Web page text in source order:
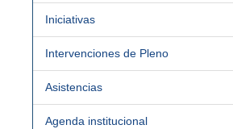
Iniciativas
Intervenciones de Pleno
Asistencias
Agenda institucional